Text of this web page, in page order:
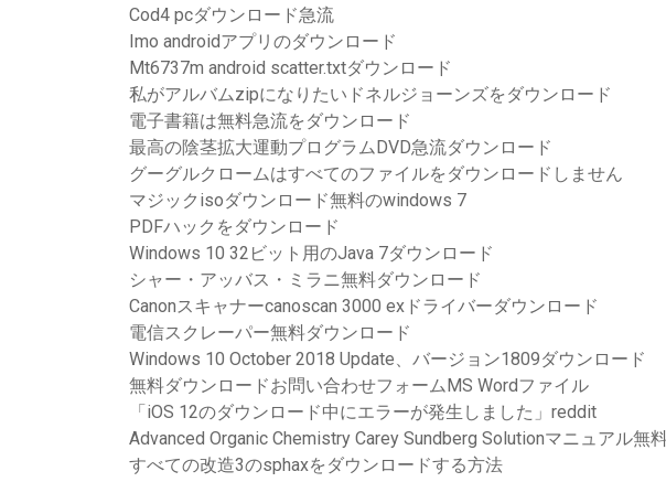
Cod4 pcダウンロード急流
Imo androidアプリのダウンロード
Mt6737m android scatter.txtダウンロード
私がアルバムzipになりたいドネルジョーンズをダウンロード
電子書籍は無料急流をダウンロード
最高の陰茎拡大運動プログラムDVD急流ダウンロード
グーグルクロームはすべてのファイルをダウンロードしません
マジックisoダウンロード無料のwindows 7
PDFハックをダウンロード
Windows 10 32ビット用のJava 7ダウンロード
シャー・アッバス・ミラニ無料ダウンロード
Canonスキャナーcanoscan 3000 exドライバーダウンロード
電信スクレーパー無料ダウンロード
Windows 10 October 2018 Update、バージョン1809ダウンロード
無料ダウンロードお問い合わせフォームMS Wordファイル
「iOS 12のダウンロード中にエラーが発生しました」reddit
Advanced Organic Chemistry Carey Sundberg Solutionマニュアル無
すべての改造3のsphaxをダウンロードする方法